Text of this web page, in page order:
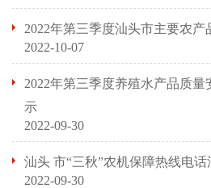
2022年第三季度汕头市主要农产
2022-10-07
2022年第三季度养殖水产品质
示
2022-09-30
汕头 市“三秋”农机保障热线电话
2022-09-30